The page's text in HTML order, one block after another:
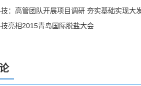
：高管团队开展项目调研 夯实基础实现大
亮相2015青岛国际脱盐大会